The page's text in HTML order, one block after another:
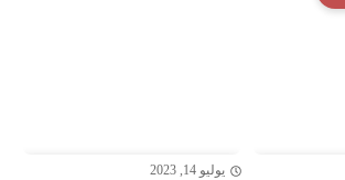
يوليو 14, 2023